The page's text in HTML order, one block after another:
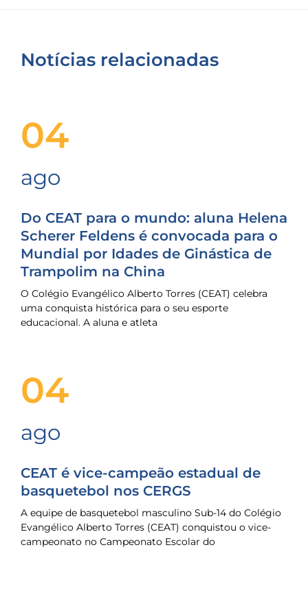
Notícias relacionadas
04
ago
Do CEAT para o mundo: aluna Helena
Scherer Feldens é convocada para o
Mundial por Idades de Ginástica de
Trampolim na China
O Colégio Evangélico Alberto Torres (CEAT) celebra
uma conquista histórica para o seu esporte
educacional. A aluna e atleta
04
ago
CEAT é vice-campeão estadual de
basquetebol nos CERGS
A equipe de basquetebol masculino Sub-14 do Colégio
Evangélico Alberto Torres (CEAT) conquistou o vice-
campeonato no Campeonato Escolar do